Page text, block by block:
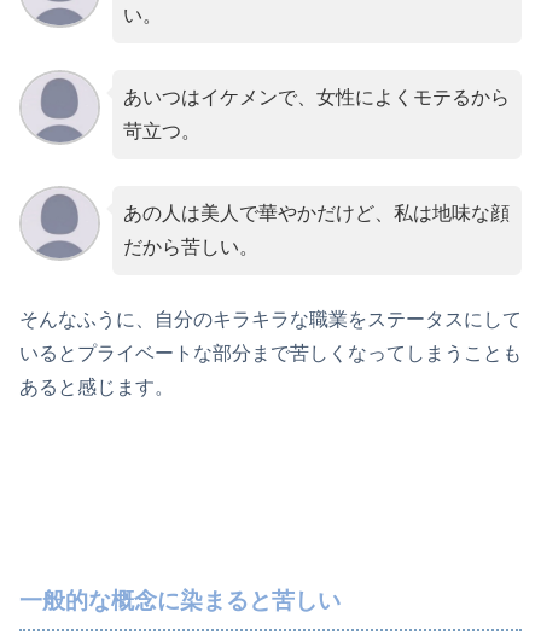
い。
あいつはイケメンで、女性によくモテるから
苛立つ。
あの人は美人で華やかだけど、私は地味な顔
だから苦しい。
そんなふうに、自分のキラキラな職業をステータスにして
いるとプライベートな部分まで苦しくなってしまうことも
あると感じます。
一般的な概念に染まると苦しい